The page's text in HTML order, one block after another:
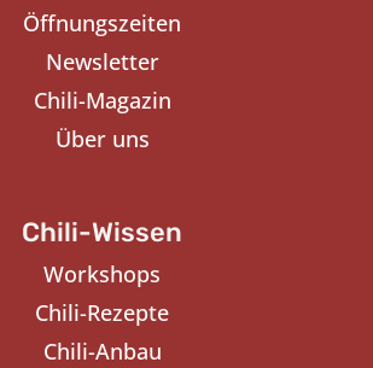
Öffnungszeiten
Newsletter
Chili-Magazin
Über uns
Chili-Wissen
Workshops
Chili-Rezepte
Chili-Anbau